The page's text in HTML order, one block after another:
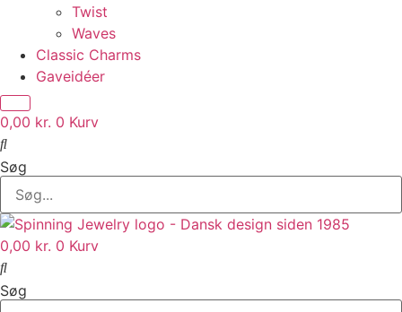
Twist
Waves
Classic Charms
Gaveidéer
0,00 kr. 0 Kurv
Søg
0,00 kr. 0 Kurv
Søg